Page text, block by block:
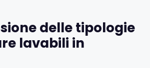
delle tipologie
lavabili in